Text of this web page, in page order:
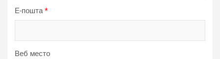
Е-пошта*
Веб место